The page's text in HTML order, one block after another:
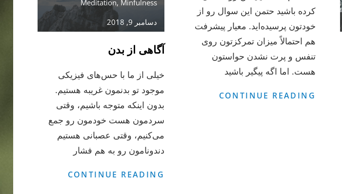
Meditation, Minfulness
دسامبر 9, 2018
آگاهی از بدن
خیلی از ما با حس‌های فیزیکی
موجود تو بدنمون غریبه هستیم.
بدون اینکه متوجه باشیم، وقتی
سردمون هست خودمون رو جمع
می‌کنیم، وقتی عصبانی هستیم
دندونامون رو به هم فشار
CONTINUE READING
کرده باشید حتمن این سوال رو از
خودتون پرسیده‌اید. معیار پیشرفت
هم احتمالاً میزان تمرکزتون روی
تنفس و پرت نشدن حواستون
هست. اما اگه پیگیر باشید
CONTINUE READING